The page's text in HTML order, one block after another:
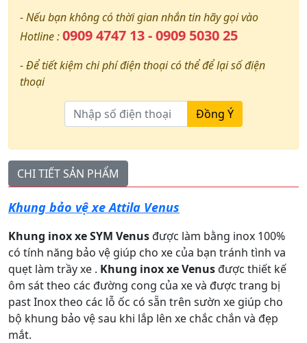
- Nếu bạn không có thời gian nhắn tin hãy gọi vào
Hotline :0909 4747 13 - 0909 5030 25
- Để tiết kiệm chi phí điện thoại có thể để lại số điện
thoại
Đồng Ý
CHI TIẾT SẢN PHẨM
Khung bảo vệ xe Attila Venus
Khung inox xe SYM Venusđược làm bằng inox 100%
có tính năng bảo vệ giúp cho xe của bạn tránh tình va
quẹt làm trầy xe . Khung inox xe Venusđược thiết kế
ôm sát theo các đường cong của xe và được trang bị
past Inox theo các lỗ ốc có sẵn trên sườn xe giúp cho
bộ khung bảo vệ sau khi lắp lên xe chắc chắn và đẹp
mắt.